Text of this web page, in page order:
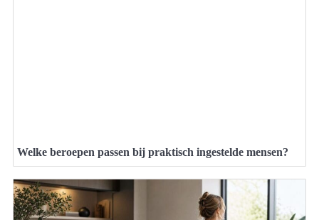
Welke beroepen passen bij praktisch ingestelde mensen?